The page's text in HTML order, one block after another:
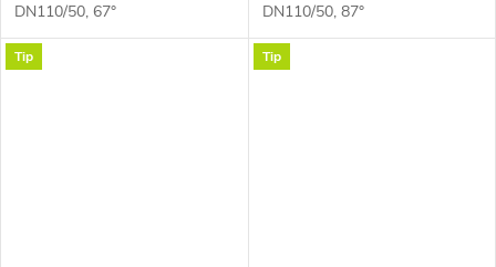
DN110/50, 67°
DN110/50, 87°
Tip Tip